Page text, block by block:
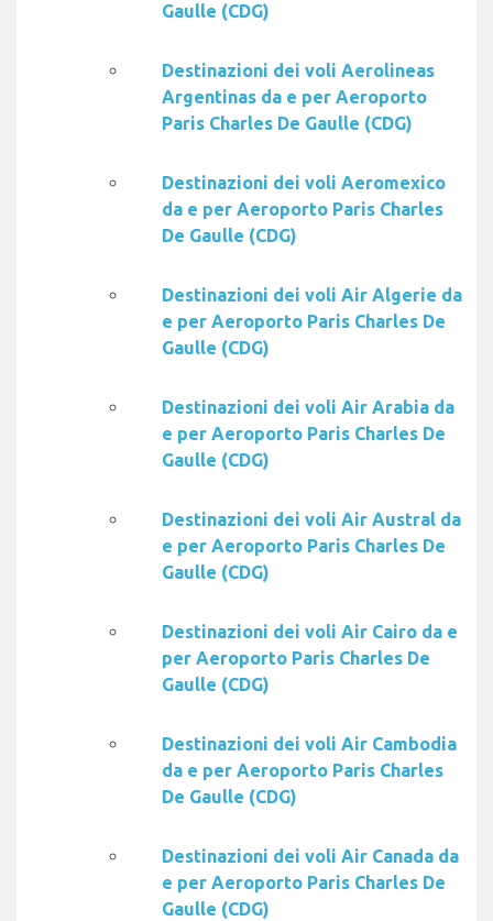
Gaulle (CDG)
Destinazioni dei voli Aerolineas
Argentinas da e per Aeroporto
Paris Charles De Gaulle (CDG)
Destinazioni dei voli Aeromexico
da e per Aeroporto Paris Charles
De Gaulle (CDG)
Destinazioni dei voli Air Algerie da
e per Aeroporto Paris Charles De
Gaulle (CDG)
Destinazioni dei voli Air Arabia da
e per Aeroporto Paris Charles De
Gaulle (CDG)
Destinazioni dei voli Air Austral da
e per Aeroporto Paris Charles De
Gaulle (CDG)
Destinazioni dei voli Air Cairo da e
per Aeroporto Paris Charles De
Gaulle (CDG)
Destinazioni dei voli Air Cambodia
da e per Aeroporto Paris Charles
De Gaulle (CDG)
Destinazioni dei voli Air Canada da
e per Aeroporto Paris Charles De
Gaulle (CDG)